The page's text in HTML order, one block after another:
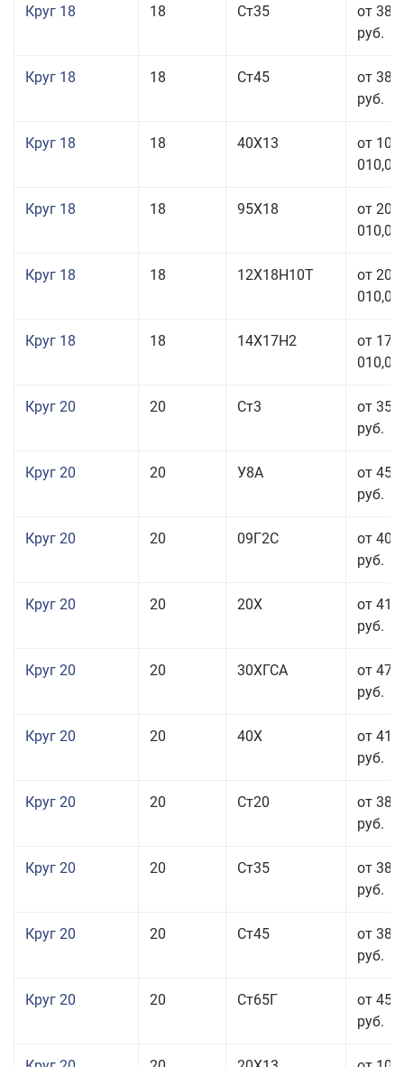
Круг 18 18 Ст35
от 38
руб.
Круг 18 18 Ст45
от 38
руб.
Круг 18 18 40Х13
от 103
010,00
Круг 18 18 95Х18
от 208
010,00
Круг 18 18 12Х18Н10Т
от 209
010,00
Круг 18 18 14Х17Н2
от 175
010,00
Круг 20 20 Ст3
от 35
руб.
Круг 20 20 У8А
от 45
руб.
Круг 20 20 09Г2С
от 40
руб.
Круг 20 20 20Х
от 41
руб.
Круг 20 20 30ХГСА
от 47
руб.
Круг 20 20 40Х
от 41
руб.
Круг 20 20 Ст20
от 38
руб.
Круг 20 20 Ст35
от 38
руб.
Круг 20 20 Ст45
от 38
руб.
Круг 20 20 Ст65Г
от 45
руб.